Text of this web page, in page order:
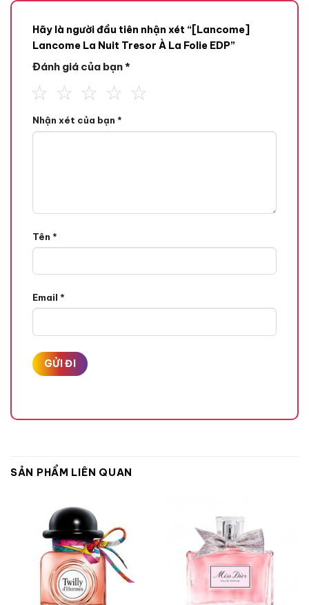
Mùi hương
Hương Đầu
Hạt Tiêu Hồng,
Hương Giữa
Hoa Mẫu Đơn,
Hoa Nhài,
Hãy là người đầu tiên nhận xét “[Lancome]
Lancome La Nuit Tresor À La Folie EDP”
Đánh giá của bạn*
Nhận xét của bạn *
Tên *
Email *
SẢN PHẨM LIÊN QUAN